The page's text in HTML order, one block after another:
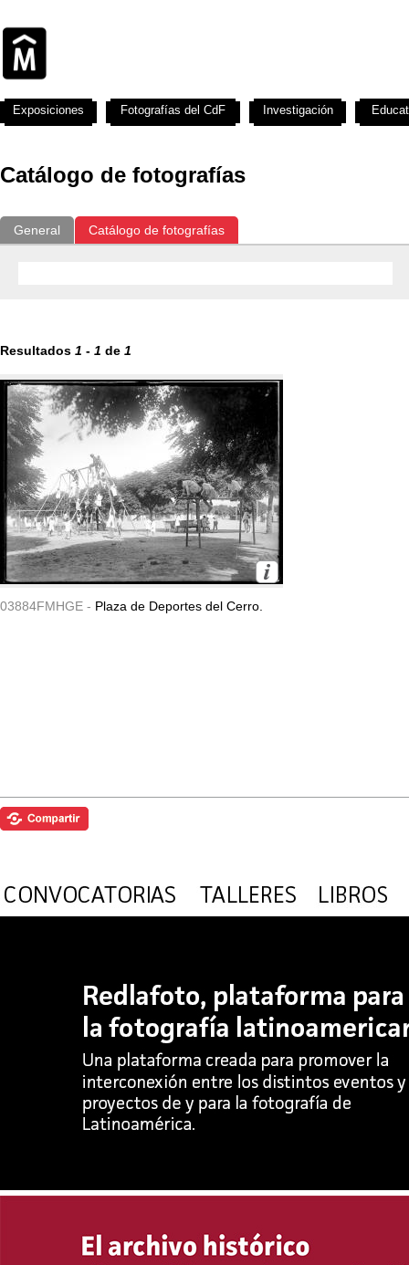
Catálogo de fotografías
General Catálogo de fotografías
Resultados 1 - 1 de 1
03884FMHGE - Plaza de Deportes del Cerro.
Exposiciones Fotografías del CdF Investigación